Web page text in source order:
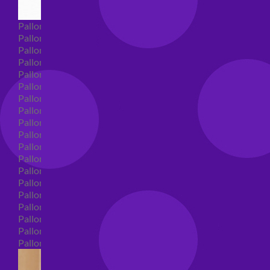
Palloncini Super Shape
Palloncini nascita super shape
Palloncini Battesimo super shape
Palloncini primo compleanno super shape
Palloncini personaggi super shape
Palloncini Comunione super shape
Palloncini cresima super shape
Palloncini laurea super shape
Palloncini compleanno super shape
Palloncini 18 anni super shape
Palloncini 30 anni super shape
Palloncini Altre ricorrenze super shape
Palloncini 40 anni super shape
Palloncini Animali super shape
Palloncini 50 anni super shape
Palloncini 60/70/80/90/100 anni super shape
Palloncini matrimonio super shape
Palloncini anniversario super shape
Palloncini generici super shape